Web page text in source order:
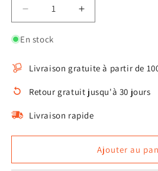
Réduire
la
quantité
Balle
jeu
chats
Augmenter
la
Balle
de
jeu
pour
chats
En stock
Livraison gratuite à partir de
Retour gratuit jusqu'à 30 jours
Livraison rapide
Ajouter au